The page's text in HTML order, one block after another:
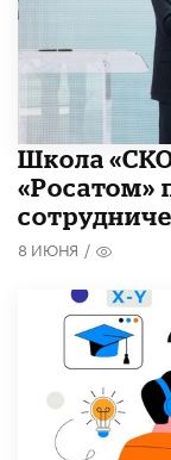
Школа
«Росатом»
8 ИЮНЯ /